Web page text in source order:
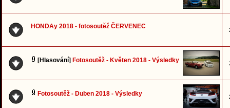
HONDAy 2018 - fotosoutěž ČERVENEC
[Hlasování] Fotosoutěž - Květen 2018 - Výsledky
Fotosoutěž - Duben 2018 - Výsledky